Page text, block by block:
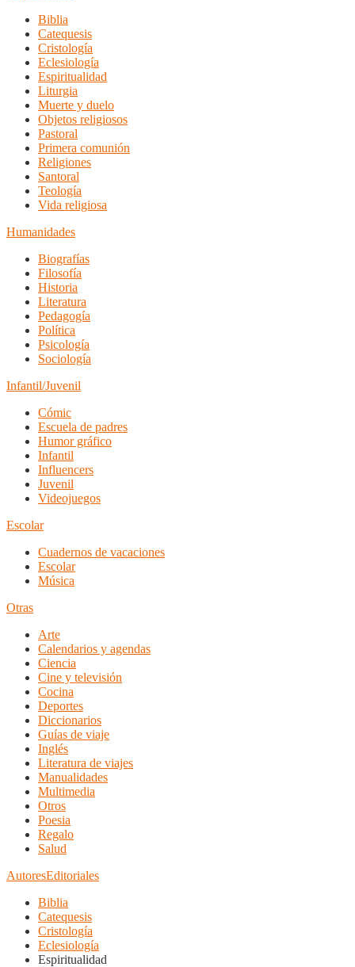
Biblia
Catequesis
Cristología
Eclesiología
Espiritualidad
Liturgia
Muerte y duelo
Objetos religiosos
Pastoral
Primera comunión
Religiones
Santoral
Teología
Vida religiosa
Humanidades
Biografías
Filosofía
Historia
Literatura
Pedagogía
Política
Psicología
Sociología
Infantil/Juvenil
Cómic
Escuela de padres
Humor gráfico
Infantil
Influencers
Juvenil
Videojuegos
Escolar
Cuadernos de vacaciones
Escolar
Música
Otras
Arte
Calendarios y agendas
Ciencia
Cine y televisión
Cocina
Deportes
Diccionarios
Guías de viaje
Inglés
Literatura de viajes
Manualidades
Multimedia
Otros
Poesia
Regalo
Salud
AutoresEditoriales
Biblia
Catequesis
Cristología
Eclesiología
Espiritualidad